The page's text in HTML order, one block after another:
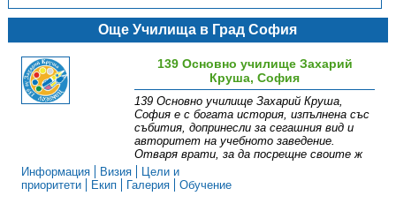
Още Училища в Град София
139 Основно училище Захарий
Круша, София
139 Основно училище Захарий Круша,
София е с богата история, изпълнена със
събития, допринесли за сегашния вид и
авторитет на учебното заведение.
Отваря врати, за да посрещне своите ж
Информация
Визия
Цели и
приоритети
Екип Галерия Обучение